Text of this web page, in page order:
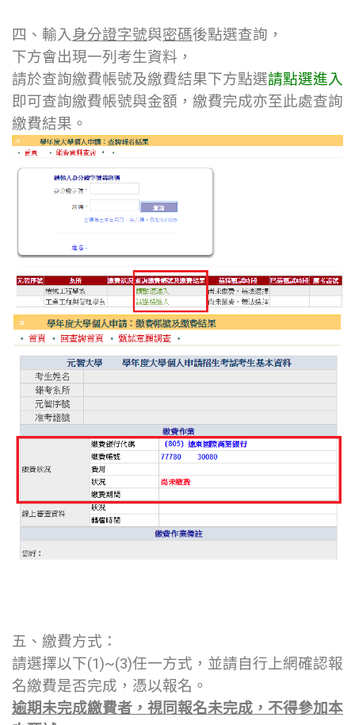
四、輸入身分證字號與密碼後點選查詢，
下方會出現一列考生資料，
請於查詢繳費帳號及繳費結果下方點選請點選進入
即可查詢繳費帳號與金額，繳費完成亦至此處查詢
繳費結果。
五、繳費方式：
請選擇以下(1)~(3)任一方式，並請自行上網確認報
名繳費是否完成，憑以報名。
逾期未完成繳費者，視同報名未完成，不得參加本